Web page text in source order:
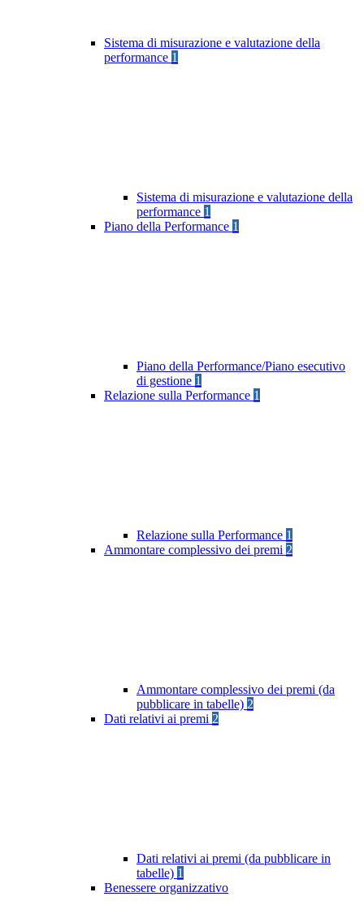
Sistema di misurazione e valutazione della
performance 1
Sistema di misurazione e valutazione della
performance 1
Piano della Performance 1
Piano della Performance/Piano esecutivo
di gestione 1
Relazione sulla Performance 1
Relazione sulla Performance 1
Ammontare complessivo dei premi 2
Ammontare complessivo dei premi (da
pubblicare in tabelle) 2
Dati relativi ai premi 2
Dati relativi ai premi (da pubblicare in
tabelle) 1
Benessere organizzativo